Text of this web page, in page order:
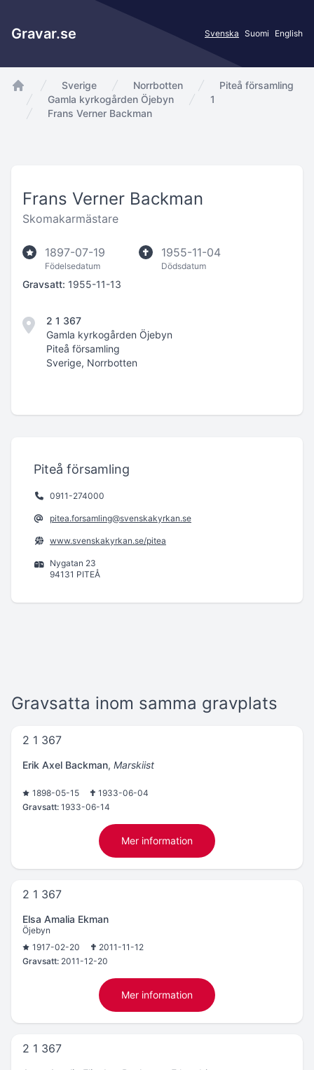
Gravar.se Svenska Suomi English
app.Start
Sverige Norrbotten
Piteå församling
Gamla kyrkogården Öjebyn
1
Frans Verner Backman
Frans Verner Backman
Skomakarmästare
1897-07-19
Födelsedatum
1955-11-04
Dödsdatum
Gravsatt: 1955-11-13
2 1 367
Gamla kyrkogården Öjebyn
Piteå församling
Sverige, Norrbotten
Piteå församling
0911-274000
pitea.forsamling@svenskakyrkan.se
www.svenskakyrkan.se/pitea
Nygatan 23
94131 PITEÅ
Gravsatta inom samma gravplats
2 1 367
Erik Axel Backman, Marskiist
1898-05-15
1933-06-04
Gravsatt: 1933-06-14
Mer information
2 1 367
Elsa Amalia Ekman
Öjebyn
1917-02-20
2011-11-12
Gravsatt: 2011-12-20
Mer information
2 1 367